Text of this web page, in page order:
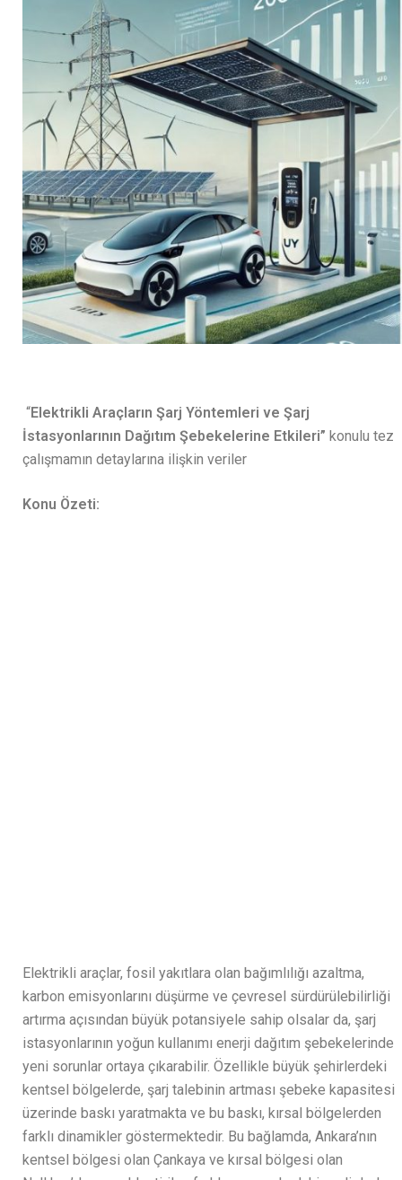
“Elektrikli Araçların Şarj Yöntemleri ve Şarj
İstasyonlarının Dağıtım Şebekelerine Etkileri” konulu tez
çalışmamın detaylarına ilişkin veriler
Konu Özeti:
Elektrikli araçlar, fosil yakıtlara olan bağımlılığı azaltma,
karbon emisyonlarını düşürme ve çevresel sürdürülebilirliği
artırma açısından büyük potansiyele sahip olsalar da, şarj
istasyonlarının yoğun kullanımı enerji dağıtım şebekelerinde
yeni sorunlar ortaya çıkarabilir. Özellikle büyük şehirlerdeki
kentsel bölgelerde, şarj talebinin artması şebeke kapasitesi
üzerinde baskı yaratmakta ve bu baskı, kırsal bölgelerden
farklı dinamikler göstermektedir. Bu bağlamda, Ankara’nın
kentsel bölgesi olan Çankaya ve kırsal bölgesi olan